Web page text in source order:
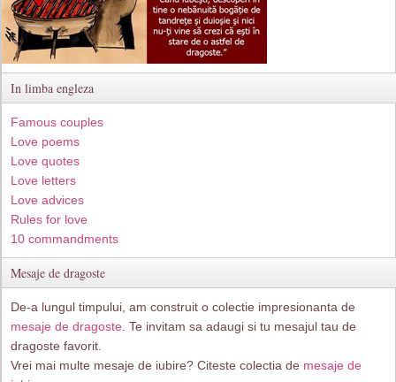
In limba engleza
Famous couples
Love poems
Love quotes
Love letters
Love advices
Rules for love
10 commandments
Mesaje de dragoste
De-a lungul timpului, am construit o colectie impresionanta de
mesaje de dragoste . Te invitam sa adaugi si tu mesajul tau de
dragoste favorit.
Vrei mai multe mesaje de iubire? Citeste colectia de mesaje de